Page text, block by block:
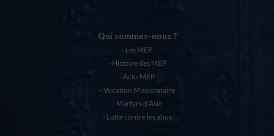
Qui sommes-nous ?
Les MEP
Histoire des MEP
Actu MEP
Vocation Missionnaire
Martyrs d’Asie
Lutte contre les abus